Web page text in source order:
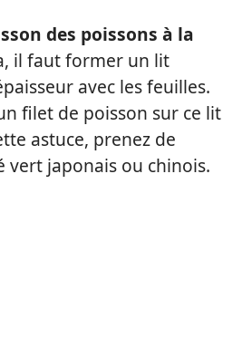
des poissons à la
il faut former un lit
avec les feuilles.
filet de poisson sur ce lit
astuce, prenez de
vert japonais ou chinois.